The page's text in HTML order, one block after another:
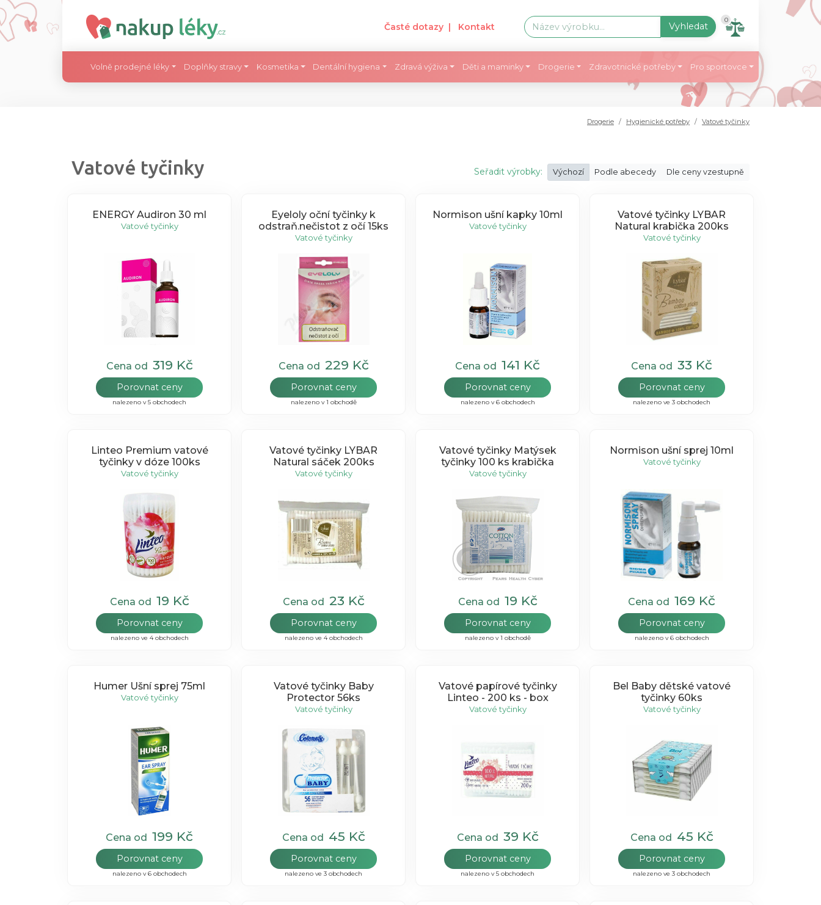
Časté dotazy | Kontakt Vyhledat
0
Volně prodejné léky Doplňky stravy Kosmetika Dentální hygiena Zdravá výživa Děti a maminky Drogerie Zdravotnické potřeby Pro sportovce
Drogerie Hygienické potřeby Vatové tyčinky
Vatové tyčinky Seřadit výrobky: Výchozí Podle abecedy Dle ceny vzestupně
ENERGY Audiron 30 ml
Vatové tyčinky
Cena od 319 Kč
Porovnat ceny
nalezeno v 5 obchodech
Eyeloly oční tyčinky k
odstraň.nečistot z očí 15ks
Vatové tyčinky
Cena od 229 Kč
Porovnat ceny
nalezeno v 1 obchodě
Normison ušní kapky 10ml
Vatové tyčinky
Cena od 141 Kč
Porovnat ceny
nalezeno v 6 obchodech
Vatové tyčinky LYBAR
Natural krabička 200ks
Vatové tyčinky
Cena od 33 Kč
Porovnat ceny
nalezeno ve 3 obchodech
Linteo Premium vatové
tyčinky v dóze 100ks
Vatové tyčinky
Cena od 19 Kč
Porovnat ceny
nalezeno ve 4 obchodech
Vatové tyčinky LYBAR
Natural sáček 200ks
Vatové tyčinky
Cena od 23 Kč
Porovnat ceny
nalezeno ve 4 obchodech
Vatové tyčinky Matýsek
tyčinky 100 ks krabička
Vatové tyčinky
Cena od 19 Kč
Porovnat ceny
nalezeno v 1 obchodě
Normison ušní sprej 10ml
Vatové tyčinky
Cena od 169 Kč
Porovnat ceny
nalezeno v 6 obchodech
Humer Ušní sprej 75ml
Vatové tyčinky
Cena od 199 Kč
Porovnat ceny
nalezeno v 6 obchodech
Vatové tyčinky Baby
Protector 56ks
Vatové tyčinky
Cena od 45 Kč
Porovnat ceny
nalezeno ve 3 obchodech
Vatové papírové tyčinky
Linteo - 200 ks - box
Vatové tyčinky
Cena od 39 Kč
Porovnat ceny
nalezeno v 5 obchodech
Bel Baby dětské vatové
tyčinky 60ks
Vatové tyčinky
Cena od 45 Kč
Porovnat ceny
nalezeno ve 3 obchodech